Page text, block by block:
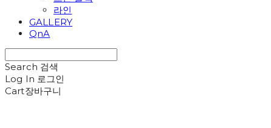
라인
GALLERY
QnA
Search 검색
Log In 로그인
Cart장바구니